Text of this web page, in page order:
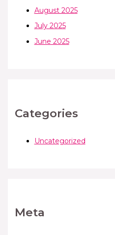
August 2025
July 2025
June 2025
Categories
Uncategorized
Meta